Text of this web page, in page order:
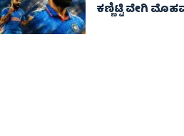
ಕಣ್ಣಿಟ್ಟಿ ವೇಗಿ